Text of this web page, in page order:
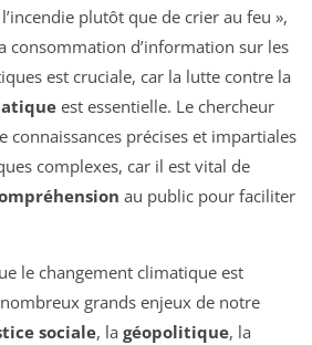
plutôt que de crier au feu »,
consommation d’information sur les
est cruciale, car la lutte contre la
est essentielle. Le chercheur
connaissances précises et impartiales
complexes, car il est vital de
au public pour faciliter
le changement climatique est
grands enjeux de notre
sociale, la géopolitique, la